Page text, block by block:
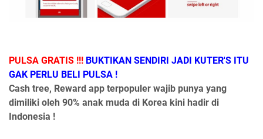
PULSA GRATIS !!! BUKTIKAN SENDIRI JADI KUTER'S ITU
GAK PERLU BELI PULSA !
Cash tree, Reward app terpopuler wajib punya yang
dimiliki oleh 90% anak muda di Korea kini hadir di
Indonesia !